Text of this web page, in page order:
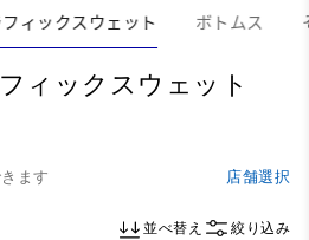
ィックスウェット ボトムス
ィックスウェット
ます 店舗選択
並べ替え 絞り込み